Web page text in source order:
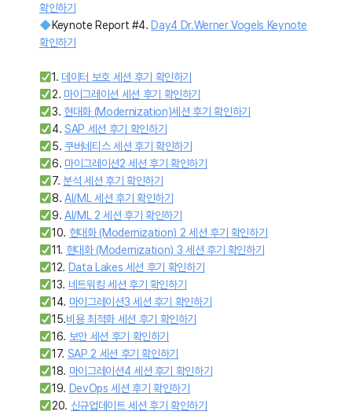
확인하기
Keynote Report #4.Day4 Dr.Werner Vogels Keynote
확인하기
1. 데이터 보호 세션 후기 확인하기
2. 마이그레이션 세션 후기 확인하기
3. 현대화 (Modernization)세션 후기 확인하기
4.SAP 세션 후기 확인하기
5.쿠버네티스 세션 후기 확인하기
6. 마이그레이션2 세션 후기 확인하기
7.분석 세션 후기 확인하기
8.AI/ML 세션 후기 확인하기
9.AI/ML 2 세션 후기 확인하기
10. 현대화 (Modernization) 2 세션 후기 확인하기
11. 현대화 (Modernization) 3 세션 후기 확인하기
12. Data Lakes 세션 후기 확인하기
13. 네트워킹 세션 후기 확인하기
14. 마이그레이션3 세션 후기 확인하기
15.비용 최적화 세션 후기 확인하기
16. 보안 세션 후기 확인하기
17. SAP 2 세션 후기 확인하기
18. 마이그레이션4 세션 후기 확인하기
19. DevOps 세션 후기 확인하기
20. 신규업데이트 세션 후기 확인하기